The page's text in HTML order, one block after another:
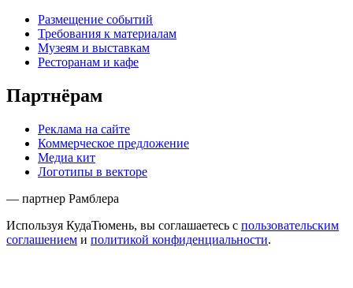
Размещение событий
Требования к материалам
Музеям и выставкам
Ресторанам и кафе
Партнёрам
Реклама на сайте
Коммерческое предложение
Медиа кит
Логотипы в векторе
— партнер Рамблера
Используя КудаТюмень, вы соглашаетесь с пользовательским
соглашением и политикой конфиденциальности.